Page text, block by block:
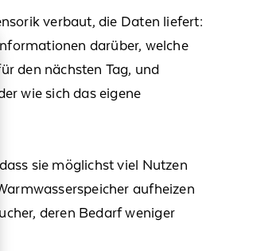
verbaut, die Daten liefert:
darüber, welche
den nächsten Tag, und
wie sich das eigene
dass sie möglichst viel Nutzen
aufheizen
deren Bedarf weniger